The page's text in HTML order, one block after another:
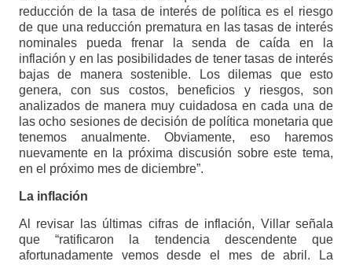
reducción de la tasa de interés de política es el riesgo
de que una reducción prematura en las tasas de interés
nominales pueda frenar la senda de caída en la
inflación y en las posibilidades de tener tasas de interés
bajas de manera sostenible. Los dilemas que esto
genera, con sus costos, beneficios y riesgos, son
analizados de manera muy cuidadosa en cada una de
las ocho sesiones de decisión de política monetaria que
tenemos anualmente. Obviamente, eso haremos
nuevamente en la próxima discusión sobre este tema,
en el próximo mes de diciembre”.
La inflación
Al revisar las últimas cifras de inflación, Villar señala
que “ratificaron la tendencia descendente que
afortunadamente vemos desde el mes de abril. La